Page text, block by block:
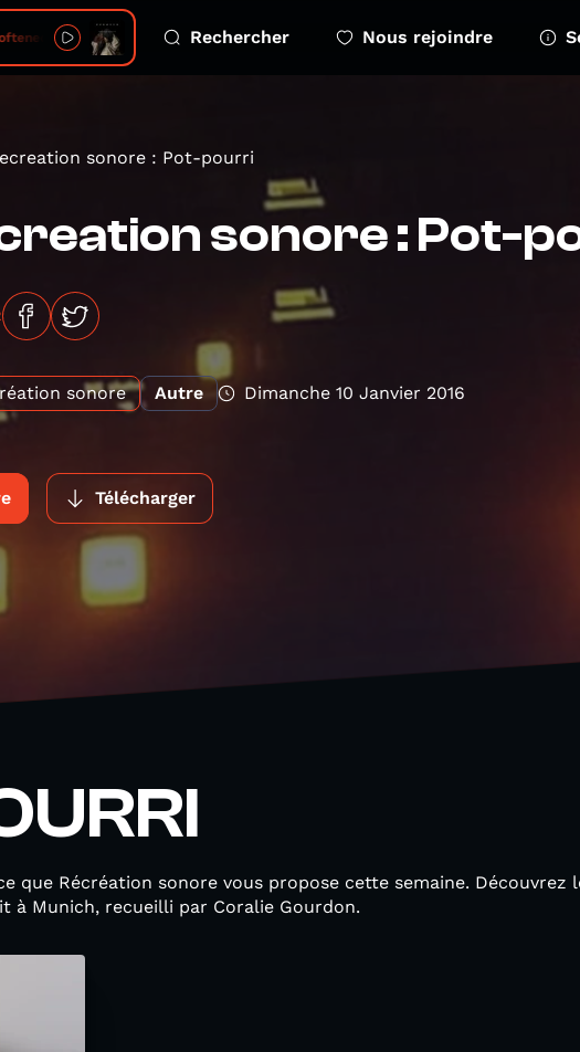
Reality Rechercher Nous rejoindre
sonore : Pot-pourri
sonore : Pot-
sonore Autre Dimanche 10 Janvier 2016
Télécharger
que Récréation sonore vous propose cette semaine. Découvrez
à Munich, recueilli par Coralie Gourdon.